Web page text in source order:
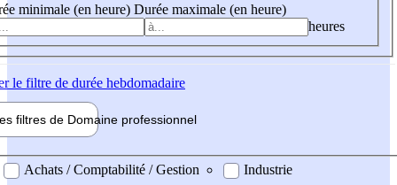
minimale (en heure) Durée maximale (en heure)
heures
le filtre de durée hebdomadaire
filtres de Domaine professionnel
professionel
Achats / Comptabilité / Gestion
Industrie